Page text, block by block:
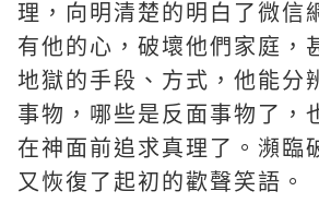
理，向明清楚的明白了微信
有他的心，破壞他們家庭，
地獄的手段、方式，他能分
事物，哪些是反面事物了，
在神面前追求真理了。瀕臨
又恢復了起初的歡聲笑語。